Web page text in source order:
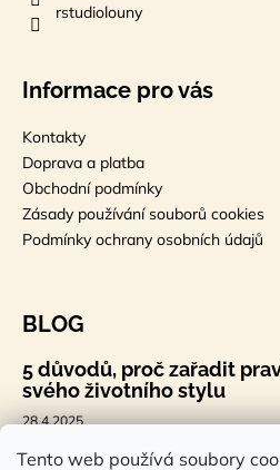
Tento web používá soubory
rstudiolouny
Informace pro vás
Kontakty
Doprava a platba
Obchodní podmínky
Zásady používání souborů cookies
Podmínky ochrany osobních údajů
BLOG
5 důvodů, proč zařadit
svého životního stylu
28.4.2025
🐣 Velikonoční styl, který